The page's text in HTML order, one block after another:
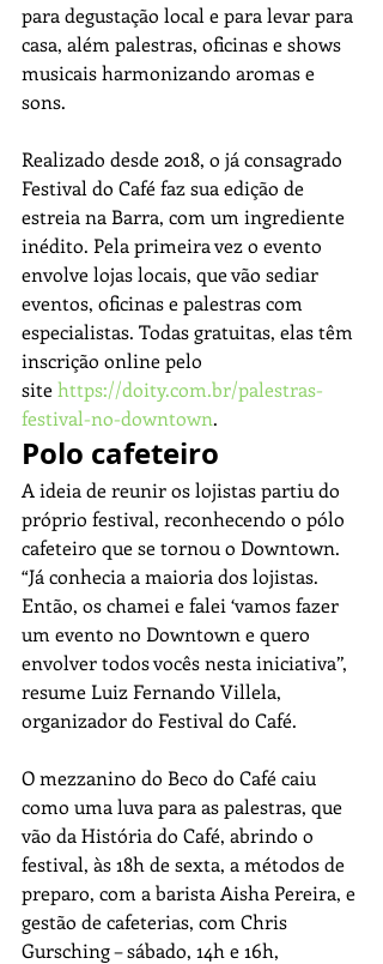
para degustação local e para levar para
casa, além palestras, oficinas e shows
musicais harmonizando aromas e
sons.
Realizado desde 2018, o já consagrado
Festival do Café faz sua edição de
estreia na Barra, com um ingrediente
inédito. Pela primeira vez o evento
envolve lojas locais, que vão sediar
eventos, oficinas e palestras com
especialistas. Todas gratuitas, elas têm
inscrição online pelo
site https://doity.com.br/palestras-
festival-no-downtown.
Polo cafeteiro
A ideia de reunir os lojistas partiu do
próprio festival, reconhecendo o pólo
cafeteiro que se tornou o Downtown.
“Já conhecia a maioria dos lojistas.
Então, os chamei e falei ‘vamos fazer
um evento no Downtown e quero
envolver todos vocês nesta iniciativa’’,
resume Luiz Fernando Villela,
organizador do Festival do Café.
O mezzanino do Beco do Café caiu
como uma luva para as palestras, que
vão da História do Café, abrindo o
festival, às 18h de sexta, a métodos de
preparo, com a barista Aisha Pereira, e
gestão de cafeterias, com Chris
Gursching – sábado, 14h e 16h,